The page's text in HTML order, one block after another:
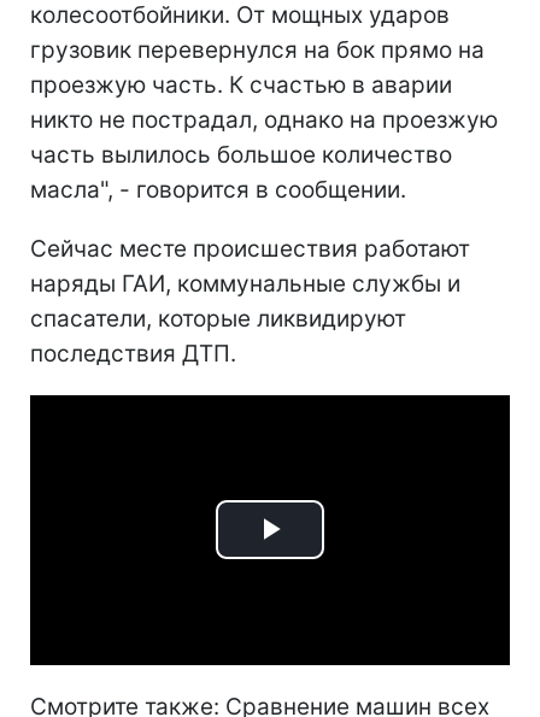
колесоотбойники. От мощных ударов
грузовик перевернулся на бок прямо на
проезжую часть. К счастью в аварии
никто не пострадал, однако на проезжую
часть вылилось большое количество
масла", - говорится в сообщении.
Сейчас месте происшествия работают
наряды ГАИ, коммунальные службы и
спасатели, которые ликвидируют
последствия ДТП.
Play
Смотрите также: Сравнение машин всех